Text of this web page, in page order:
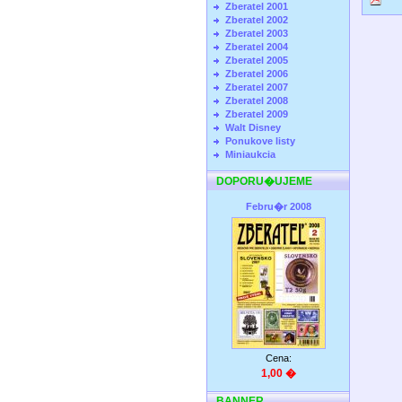
Zberatel 2001
Zberatel 2002
Zberatel 2003
Zberatel 2004
Zberatel 2005
Zberatel 2006
Zberatel 2007
Zberatel 2008
Zberatel 2009
Walt Disney
Ponukove listy
Miniaukcia
DOPORU�UJEME
Febru�r 2008
Cena:
1,00 �